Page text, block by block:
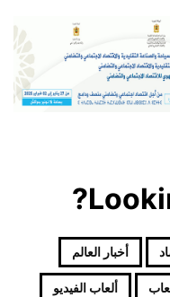
أخبار العالم
ألعاب الفيديو